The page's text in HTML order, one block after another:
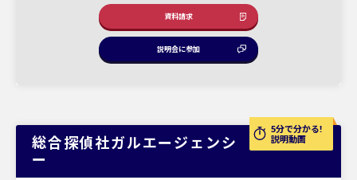
資料請求
説明会に参加
5分で分かる!
説明動画
総合探偵社ガルエージェンシ
ー